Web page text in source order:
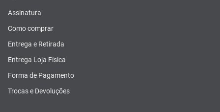
Assinatura
Como comprar
Entrega e Retirada
Entrega Loja Física
Forma de Pagamento
Trocas e Devoluções